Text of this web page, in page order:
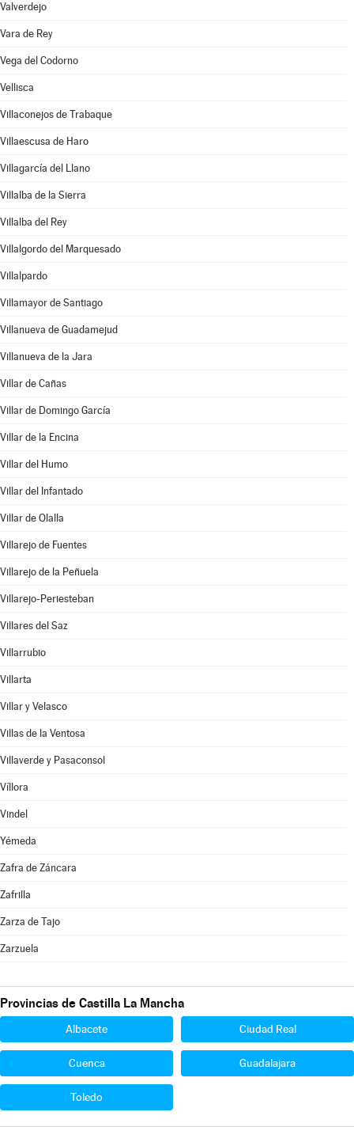
Valverdejo
Vara de Rey
Vega del Codorno
Vellisca
Villaconejos de Trabaque
Villaescusa de Haro
Villagarcía del Llano
Villalba de la Sierra
Villalba del Rey
Villalgordo del Marquesado
Villalpardo
Villamayor de Santiago
Villanueva de Guadamejud
Villanueva de la Jara
Villar de Cañas
Villar de Domingo García
Villar de la Encina
Villar del Humo
Villar del Infantado
Villar de Olalla
Villarejo de Fuentes
Villarejo de la Peñuela
Villarejo-Periesteban
Villares del Saz
Villarrubio
Villarta
Villar y Velasco
Villas de la Ventosa
Villaverde y Pasaconsol
Víllora
Vindel
Yémeda
Zafra de Záncara
Zafrilla
Zarza de Tajo
Zarzuela
Provincias de Castilla La Mancha
Albacete Ciudad Real
Cuenca Guadalajara
Toledo